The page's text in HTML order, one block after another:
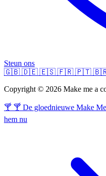
Steun ons
🇬🇧 🇩🇪 🇪🇸 🇫🇷 🇵🇹
Copyright © 2026 Make me a
🍸 🍸 De gloednieuwe Make
hem nu